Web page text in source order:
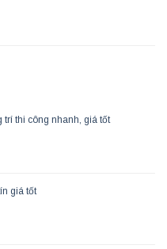
thi công nhanh, giá tốt
giá tốt